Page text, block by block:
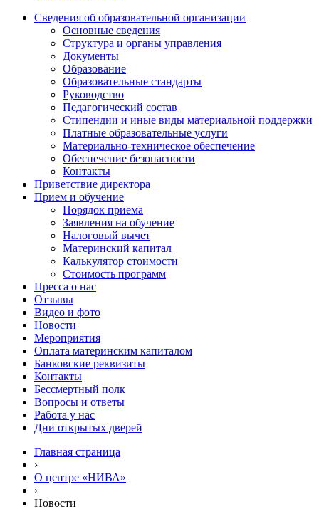
Сведения об образовательной организации
Основные сведения
Структура и органы управления
Документы
Образование
Образовательные стандарты
Руководство
Педагогический состав
Стипендии и иные виды материальной поддержки
Платные образовательные услуги
Материально-техническое обеспечение
Обеспечение безопасности
Контакты
Приветствие директора
Прием и обучение
Порядок приема
Заявления на обучение
Налоговый вычет
Материнский капитал
Калькулятор стоимости
Стоимость программ
Пресса о нас
Отзывы
Видео и фото
Новости
Мероприятия
Оплата материнским капиталом
Банковские реквизиты
Контакты
Бессмертный полк
Вопросы и ответы
Работа у нас
Дни открытых дверей
Главная страница
›
О центре «НИВА»
›
Новости